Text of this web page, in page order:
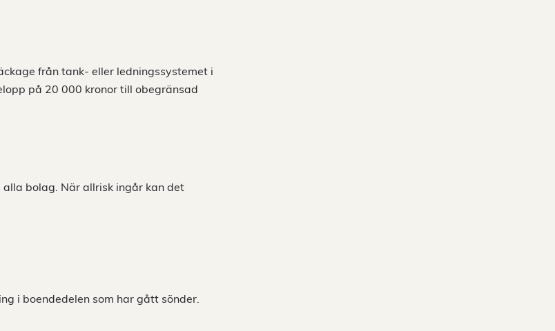
från tank- eller ledningssystemet i
på 20 000 kronor till obegränsad
bolag. När allrisk ingår kan det
i boendedelen som har gått sönder.